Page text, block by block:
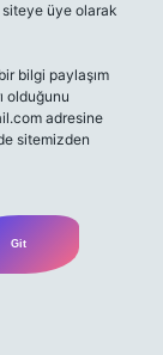
siteye üye olarak
bilgi paylaşım
olduğunu
adresine
sitemizden